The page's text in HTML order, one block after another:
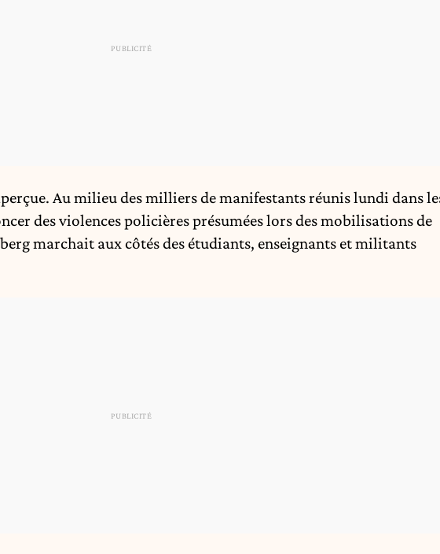
Au milieu des milliers de manifestants réunis lundi dans
des violences policières présumées lors desmobilisations de
marchait aux côtés des étudiants, enseignants et militants